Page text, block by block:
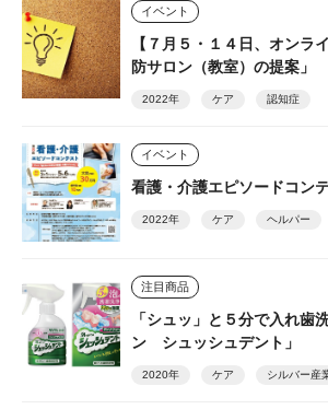
イベント
【７月５・１４日、オンラ
防サロン（教室）の提案」
2022年 ケア 認知症
イベント
看護・介護エピソードコン
2022年 ケア ヘルパー
注目商品
「シュッ」と５分で入れ歯
ン シュッシュデント」
2020年 ケア シルバー産